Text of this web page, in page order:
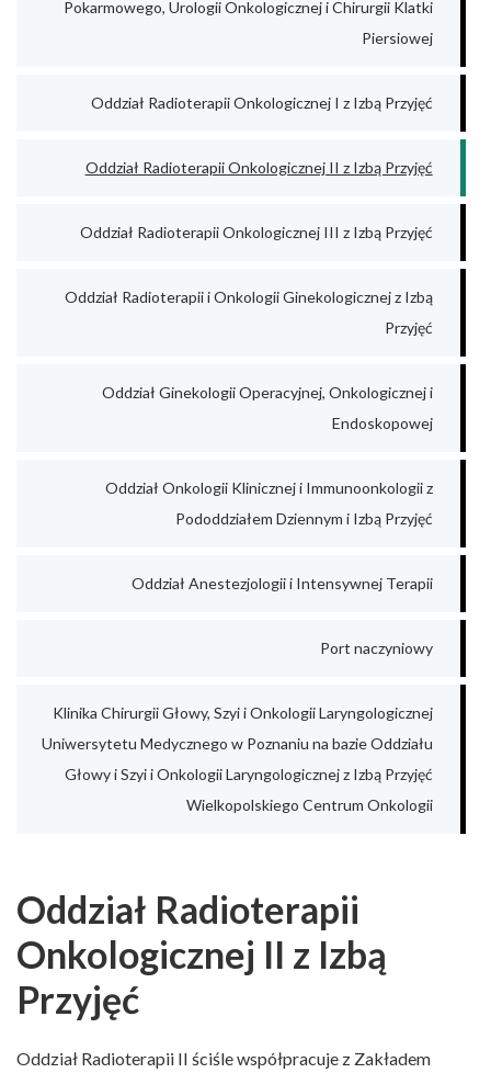
Pokarmowego, Urologii Onkologicznej i Chirurgii Klatki
Piersiowej
Oddział Radioterapii Onkologicznej I z Izbą Przyjęć
Oddział Radioterapii Onkologicznej II z Izbą Przyjęć
Oddział Radioterapii Onkologicznej III z Izbą Przyjęć
Oddział Radioterapii i Onkologii Ginekologicznej z Izbą
Przyjęć
Oddział Ginekologii Operacyjnej, Onkologicznej i
Endoskopowej
Oddział Onkologii Klinicznej i Immunoonkologii z
Pododdziałem Dziennym i Izbą Przyjęć
Oddział Anestezjologii i Intensywnej Terapii
Port naczyniowy
Klinika Chirurgii Głowy, Szyi i Onkologii Laryngologicznej
Uniwersytetu Medycznego w Poznaniu na bazie Oddziału
Głowy i Szyi i Onkologii Laryngologicznej z Izbą Przyjęć
Wielkopolskiego Centrum Onkologii
Oddział Radioterapii
Onkologicznej II z Izbą
Przyjęć
Oddział Radioterapii II ściśle współpracuje z Zakładem